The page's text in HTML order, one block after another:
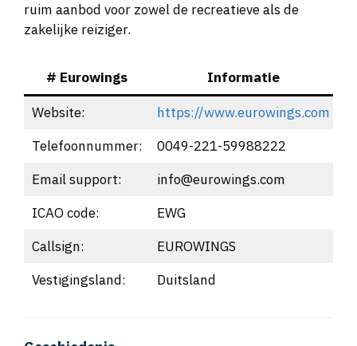
ruim aanbod voor zowel de recreatieve als de
zakelijke reiziger.
# Eurowings
Informatie
Website:
https://www.eurowings.com
Telefoonnummer:
0049-221-59988222
Email support:
info@eurowings.com
ICAO code:
EWG
Callsign:
EUROWINGS
Vestigingsland:
Duitsland